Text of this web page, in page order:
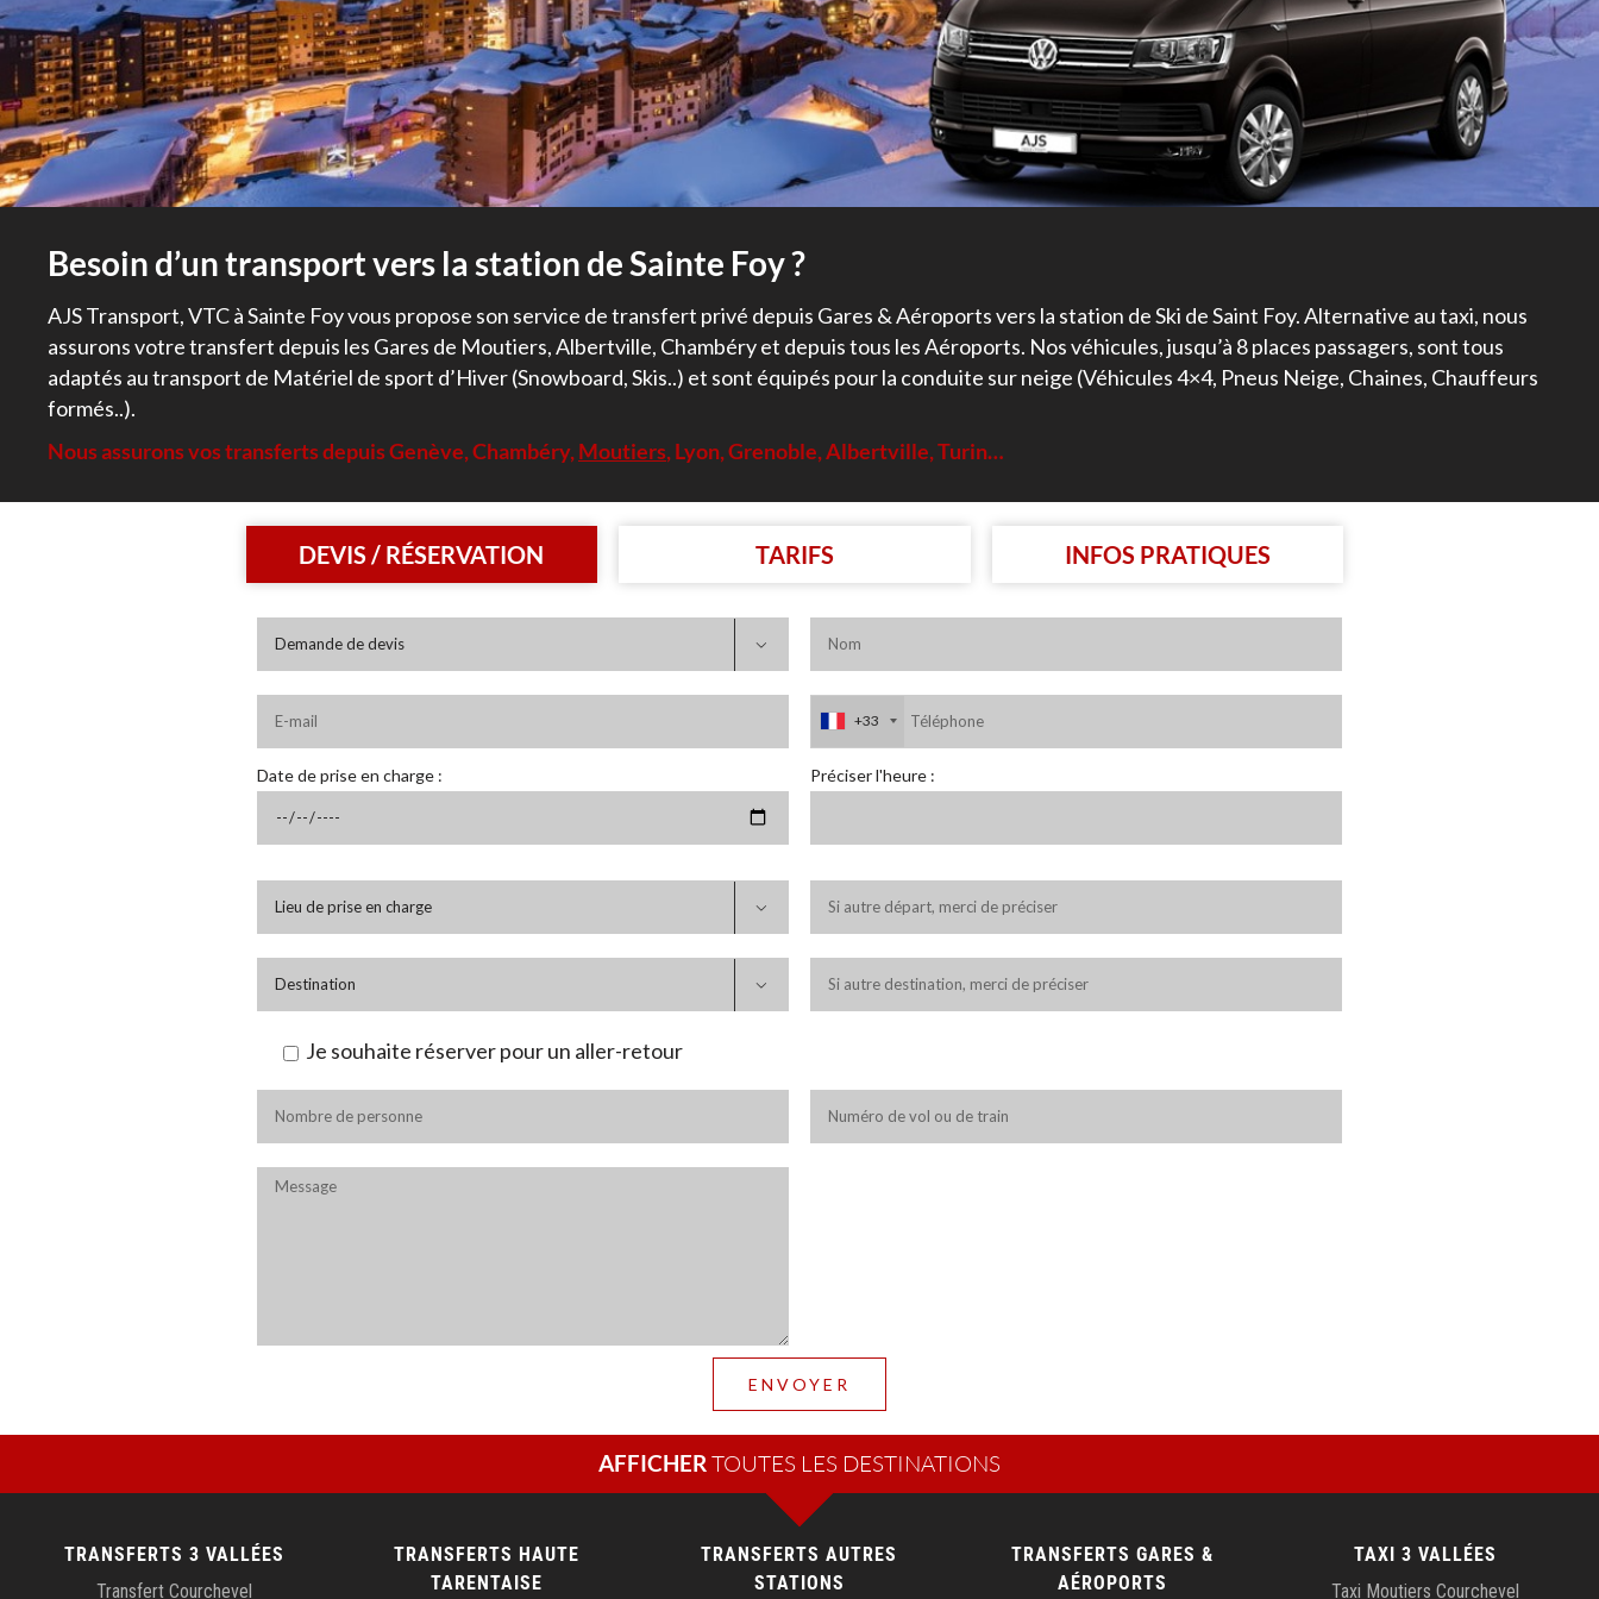
Besoin d’un transport vers la station de Sainte Foy ?
AJS Transport, VTC à Sainte Foy vous propose son service de transfert privé depuis Gares & Aéroports vers la station de Ski de Saint Foy. Alternative au taxi, nous
assurons votre transfert depuis les Gares de Moutiers, Albertville, Chambéry et depuis tous les Aéroports. Nos véhicules, jusqu’à 8 places passagers, sont tous
adaptés au transport de Matériel de sport d’Hiver (Snowboard, Skis..) et sont équipés pour la conduite sur neige (Véhicules 4×4, Pneus Neige, Chaines, Chauffeurs
formés..).
Nous assurons vos transferts depuis Genève, Chambéry,Moutiers, Lyon, Grenoble, Albertville, Turin…
DEVIS / RÉSERVATION TARIFS INFOS PRATIQUES

+33
Date de prise en charge : Préciser l'heure :


Je souhaite réserver pour un aller-retour
AFFICHER
TRANSFERTS 3 VALLÉES
Transfert Courchevel
TRANSFERTS HAUTE
TARENTAISE
TRANSFERTS AUTRES
STATIONS
TRANSFERTS GARES &
AÉROPORTS
TAXI 3 VALLÉES
Taxi Moutiers Courchevel